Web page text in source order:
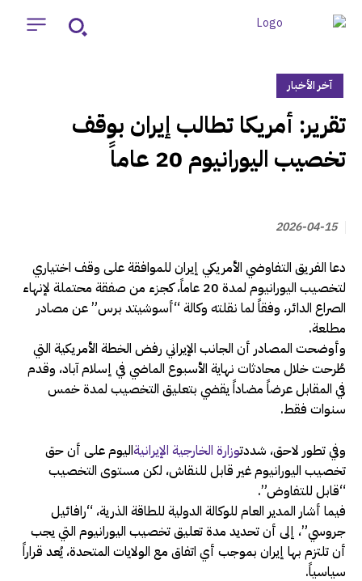
آخر الأخبار
‏تقرير: أمريكا تطالب إيران بوقف
تخصيب اليورانيوم 20 عاماً
2026-04-15
دعا الفريق التفاوضي الأمريكي إيران للموافقة على وقف اختياري
لتخصيب اليورانيوم لمدة 20 عاماً، كجزء من صفقة محتملة لإنهاء
الصراع الدائر، وفقاً لما نقلته وكالة “أسوشيتد برس” عن مصادر
مطلعة.
وأوضحت المصادر أن الجانب الإيراني رفض الخطة الأمريكية التي
طُرحت خلال محادثات نهاية الأسبوع الماضي في إسلام آباد، وقدم
في المقابل عرضاً مضاداً يقضي بتعليق التخصيب لمدة خمس
سنوات فقط.
وفي تطور لاحق، شددتوزارة الخارجية الإيرانيةاليوم على أن حق
تخصيب اليورانيوم غير قابل للنقاش، لكن مستوى التخصيب
“قابل للتفاوض”.
فيما أشار المدير العام ​للوكالة الدولية للطاقة الذرية، “رافائيل
جروسي”، إلى أن تحديد ‌مدة ‌تعليق ​تخصيب ‌اليورانيوم ⁠التي يجب ​
أن تلتزم ⁠بها إيران بموجب أي اتفاق مع الولايات ⁠المتحدة، يُعد قراراً
سياسياً.